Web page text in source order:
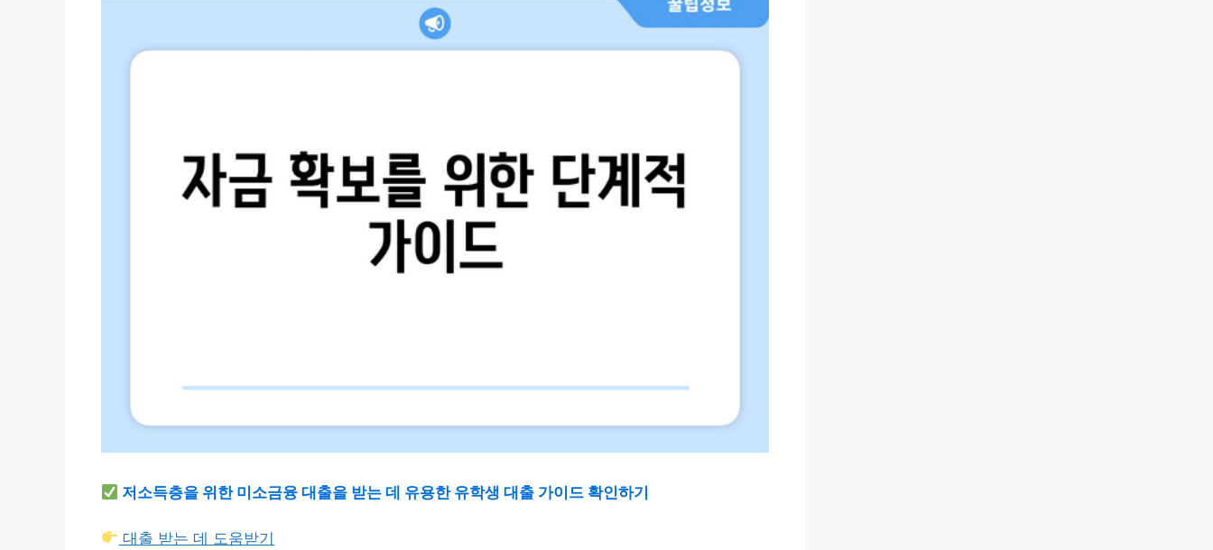
저소득층을 위한 미소금융 대출을 받는 데 유용한 유학생 대출 가이드 확인하기
대출 받는 데 도움받기